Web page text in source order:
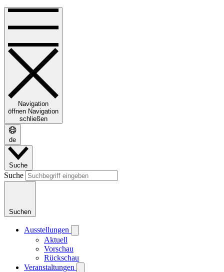
Navigation
öffnen Navigation
schließen
de
Suche
Suche
Suchen
Ausstellungen
Aktuell
Vorschau
Rückschau
Veranstaltungen